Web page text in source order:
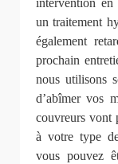
intervention en
un traitement
également
prochain
nous utilisons
d’abîmer vos
couvreurs vont
à votre type
vous pouvez